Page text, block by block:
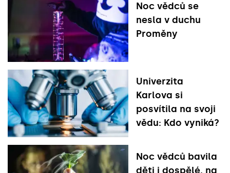
Noc vědců se
nesla v duchu
Proměny
Univerzita
Karlova si
posvítila na svoji
vědu: Kdo vyniká?
Noc vědců bavila
děti i dospělé, na